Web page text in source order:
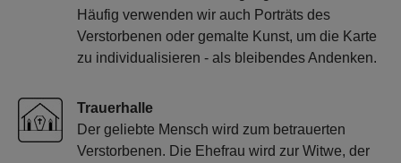
Häufig verwenden wir auch Porträts des
Verstorbenen oder gemalte Kunst, um die Karte
zu individualisieren - als bleibendes Andenken.
Trauerhalle
Der geliebte Mensch wird zum betrauerten
Verstorbenen. Die Ehefrau wird zur Witwe, der